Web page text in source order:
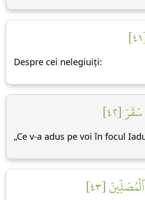
Despre cei nelegiuiți:
[٤٢]
„Ce v-a adus pe voi în focul
[٤٣]